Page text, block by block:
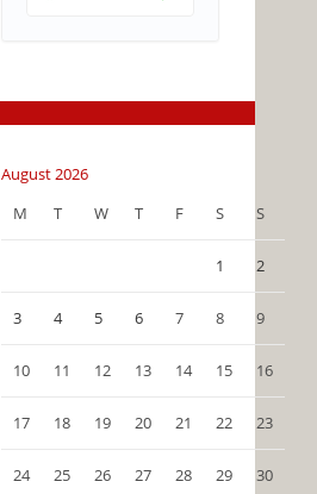
August 2026
M
T W T F S S
1 2
3 4 5 6 7 8 9
10 11 12 13 14 15 16
17 18 19 20 21 22 23
24 25 26 27 28 29 30